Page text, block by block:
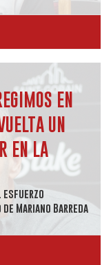
EN
UN
EN LA
esfuerzo
Mariano Barreda